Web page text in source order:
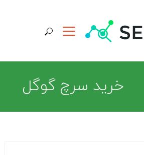
خرید سرچ گوگل